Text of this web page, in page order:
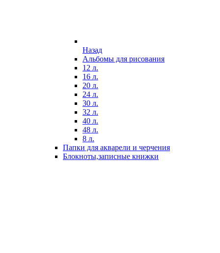
Назад
Альбомы для рисования
12 л.
16 л.
20 л.
24 л.
30 л.
32 л.
40 л.
48 л.
8 л.
Папки для акварели и черчения
Блокноты,записные книжки